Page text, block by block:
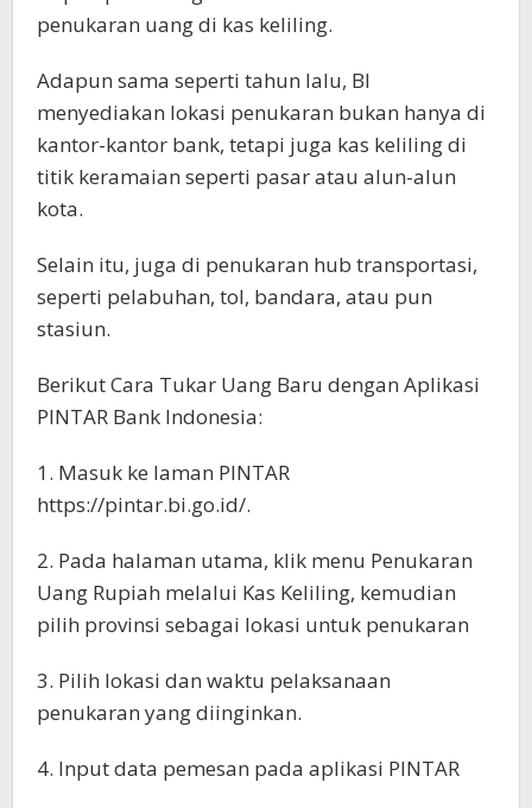
penukaran uang di kas keliling.
Adapun sama seperti tahun lalu, BI
menyediakan lokasi penukaran bukan hanya di
kantor-kantor bank, tetapi juga kas keliling di
titik keramaian seperti pasar atau alun-alun
kota.
Selain itu, juga di penukaran hub transportasi,
seperti pelabuhan, tol, bandara, atau pun
stasiun.
Berikut Cara Tukar Uang Baru dengan Aplikasi
PINTAR Bank Indonesia:
1. Masuk ke laman PINTAR
https://pintar.bi.go.id/.
2. Pada halaman utama, klik menu Penukaran
Uang Rupiah melalui Kas Keliling, kemudian
pilih provinsi sebagai lokasi untuk penukaran
3. Pilih lokasi dan waktu pelaksanaan
penukaran yang diinginkan.
4. Input data pemesan pada aplikasi PINTAR